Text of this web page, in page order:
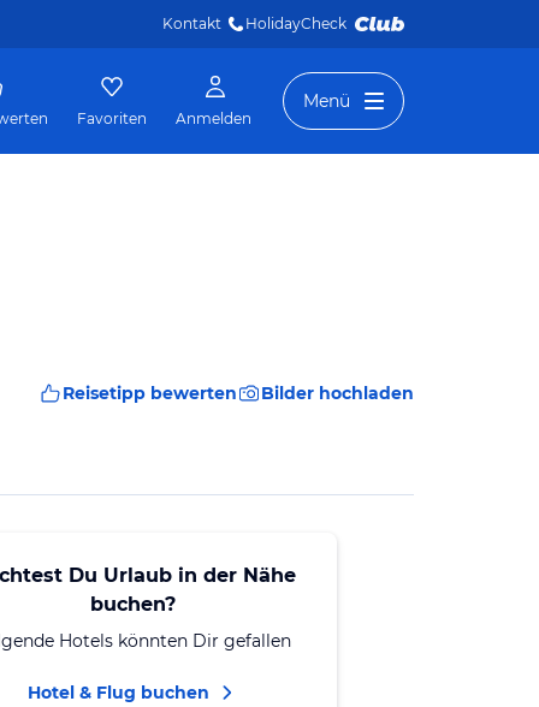
Kontakt HolidayCheck
Favoriten Anmelden
Menü
Reisetipp bewerten Bilder hochladen
Du Urlaub in der Nähe
buchen?
Hotels könnten Dir gefallen
Hotel & Flug buchen